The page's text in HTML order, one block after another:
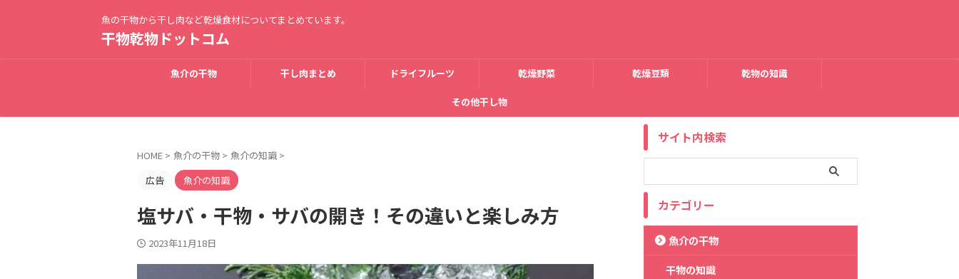
魚の干物から干し肉など乾燥食材についてまとめています。
干物乾物ドットコム
魚介の干物 干し肉まとめ ドライフルーツ 乾燥野菜 乾燥豆類 乾物の知識
その他干し物
HOME > 魚介の干物 > 魚介の知識 >
広告
魚介の知識
塩サバ・干物・サバの開き！その違いと楽しみ方
2023年11月18日
サイト内検索
カテゴリー
魚介の干物
干物の知識